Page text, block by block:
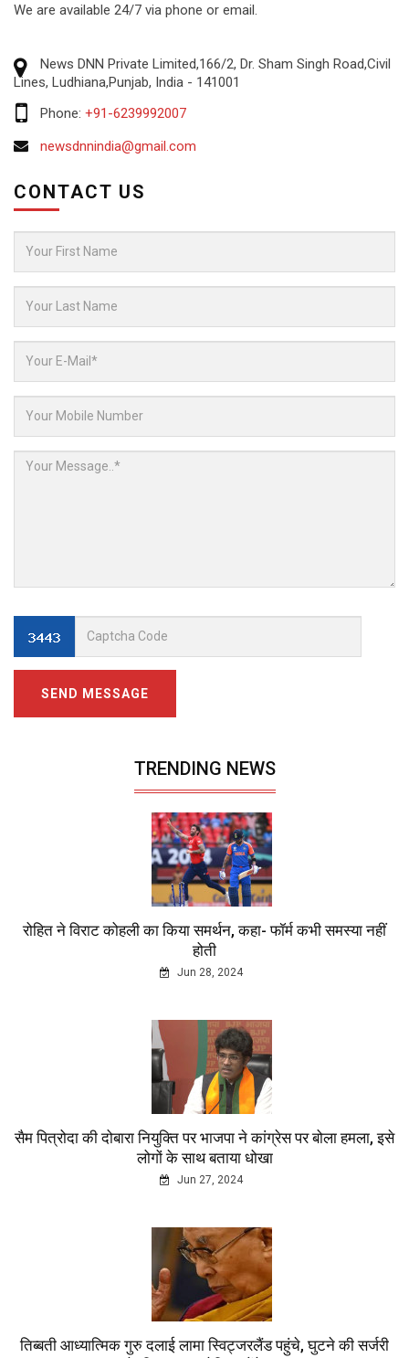
We are available 24/7 via phone or email.
News DNN Private Limited,166/2, Dr. Sham Singh Road,Civil
Lines, Ludhiana,Punjab, India - 141001
Phone: +91-6239992007
newsdnnindia@gmail.com
CONTACT US
SEND MESSAGE
TRENDING NEWS
रोहित ने विराट कोहली का किया समर्थन, कहा- फॉर्म कभी समस्या नहीं
होती
Jun 28, 2024
सैम पित्रोदा की दोबारा नियुक्ति पर भाजपा ने कांग्रेस पर बोला हमला, इसे
लोगों के साथ बताया धोखा
Jun 27, 2024
तिब्बती आध्यात्मिक गुरु दलाई लामा स्विट्जरलैंड पहुंचे, घुटने की सर्जरी